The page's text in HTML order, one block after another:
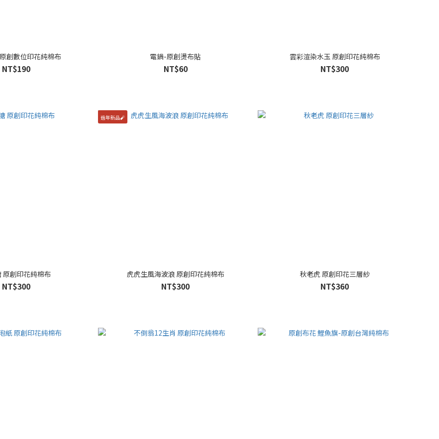
創數位印花純棉布
NT$190
電鍋-原創燙布貼
NT$60
雲彩渲染水玉 原創印花純棉布
NT$300
原創印花純棉布
NT$300
過年新品🧨
虎虎生風海波浪 原創印花純棉布
NT$300
秋老虎 原創印花三層紗
NT$360